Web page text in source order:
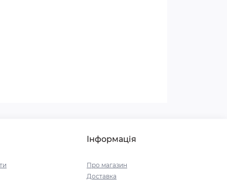
Інформація
Про магазин
Доставка